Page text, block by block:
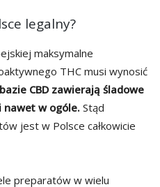
legalny?
maksymalne
THC musi wynosić
CBD zawierają śladowe
w ogóle. Stąd
jest w Polsce całkowicie
preparatów w wielu